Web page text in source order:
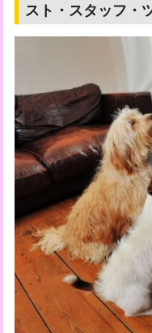
スト・スタッフ・